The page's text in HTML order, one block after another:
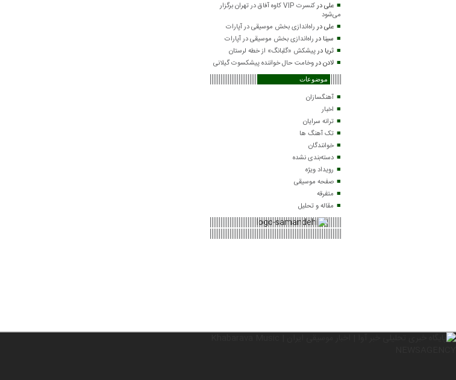
علیدر
کنسرت VIP کاوه آفاق در تهران برگزار
می‌شود
علیدرراه‌اندازی بخش موسیقی در آپارات
سینا درراه‌اندازی بخش موسیقی در آپارات
ثریا درپیشکش «گلبانگ» از خطه لرستان
لادندروخامت حال خواننده پیشکسوت گیلانی
موضوعات
آهنگسازان
اخبار
ترانه سرایان
تک آهنگ ها
خوانندگان
دسته‌بندی نشده
رویداد ویژه
صفحه موسیقی
متفرقه
مقاله و تحلیل